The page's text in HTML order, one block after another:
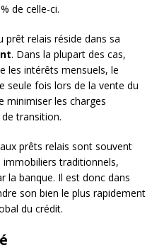
de celle-ci.
prêt relais réside dans sa
. Dans la plupart des cas,
les intérêts mensuels, le
seule fois lors de la vente du
minimiser les charges
transition.
prêts relais sont souvent
immobiliers traditionnels,
la banque. Il est donc dans
son bien le plus rapidement
du crédit.